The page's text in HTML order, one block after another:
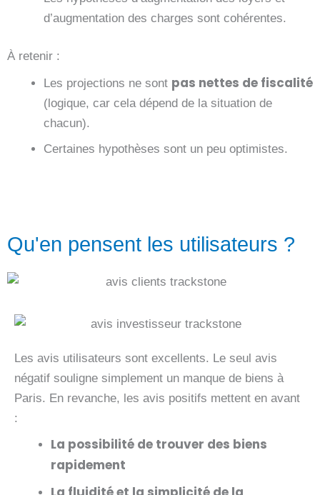
d’augmentation des charges sont cohérentes.
À retenir :
Les projections ne sont pas nettes de fiscalité
(logique, car cela dépend de la situation de
chacun).
Certaines hypothèses sont un peu optimistes.
Qu'en pensent les utilisateurs ?
Les avis utilisateurs sont excellents. Le seul avis
négatif souligne simplement un manque de biens à
Paris. En revanche, les avis positifs mettent en avant
:
La possibilité de trouver des biens
rapidement